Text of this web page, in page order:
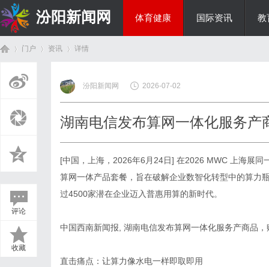
汾阳新闻网 体育健康 国际资讯 教
门户 资讯
›
详情
评论
收藏
汾阳新闻网 2026-07-02
湖南电信发布算网一体化服务
[中国，上海， 2026年6 月 24日] 在2026 MWC
上海展
算网一体产品套餐，旨在破解企业数智化转型中的算力
过4500家潜在企业迈入普惠用算的新时代。
中国西南新闻报 湖南电信发布算网一体化服务产商品
直击痛点：让算力像水电一样即取即用